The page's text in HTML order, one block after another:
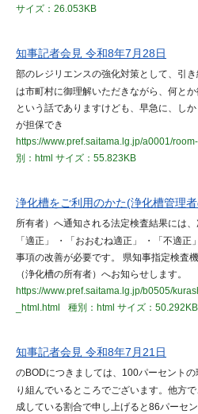
サイズ：26.053KB
知事記者会見 令和8年7月28日
部のレジリエンスの強化対策として、引
は市町村に御理解いただきながら、何と
という話でありますけども、早急に、し
が担保でき
https://www.pref.saitama.lg.jp/a0001/
別：html サイズ：55.823KB
浄化槽をご利用のかた(浄化槽管理
所有者）へ通知される法定検査結果には
「適正」 ・「おおむね適正」 ・「不適正
事項の改善が必要です。 県知事指定検査
（浄化槽の所有者）へお知らせします。
https://www.pref.saitama.lg.jp/b0505/
_html.html
種別：html サイズ：50.292KB
知事記者会見 令和8年7月21日
のBODにつきましては、100パーセント
り組んでいるところでございます。他方
成している割合で申し上げると86パーセ